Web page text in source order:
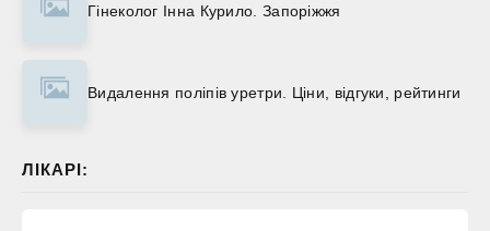
Гінеколог Інна Курило. Запоріжжя
Видалення поліпів уретри. Ціни, відгуки, рейтинги
ЛІКАРІ: